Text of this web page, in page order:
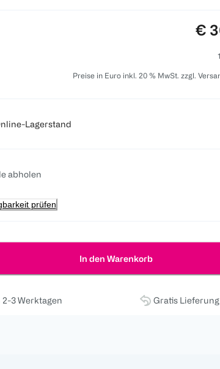
€
Preise in Euro inkl. 20 % MwSt. zzgl.
Lagerstand
abholen
prüfen
In den Warenkorb
3 Werktagen Gratis